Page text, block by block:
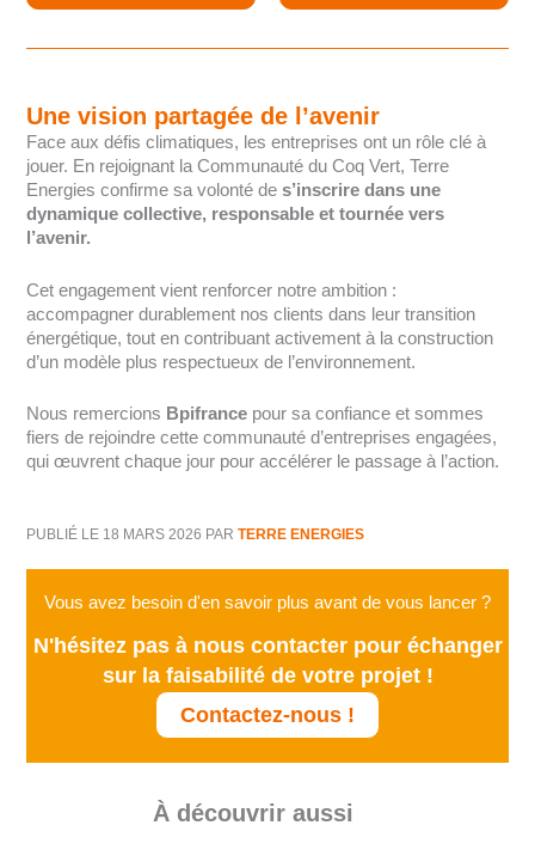
Une vision partagée de l’avenir
Face aux défis climatiques, les entreprises ont un rôle clé à
jouer. En rejoignant la Communauté du Coq Vert, Terre
Energies confirme sa volonté des’inscrire dans une
dynamique collective, responsable et tournée vers
l’avenir.
Cet engagement vient renforcer notre ambition :
accompagner durablement nos clients dans leur transition
énergétique, tout en contribuant activement à la construction
d’un modèle plus respectueux de l’environnement.
Nous remercions Bpifrance pour sa confiance et sommes
fiers de rejoindre cette communauté d’entreprises engagées,
qui œuvrent chaque jour pour accélérer le passage à l’action.
PUBLIÉ LE 18 MARS 2026 PAR TERRE ENERGIES
Vous avez besoin d'en savoir plus avant de vous lancer ?
N'hésitez pas à nous contacter pour échanger
sur la faisabilité de votre projet !
Contactez-nous !
À découvrir aussi